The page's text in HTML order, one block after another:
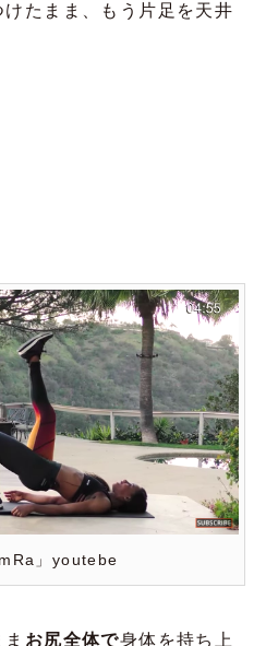
たまま、もう片足を天井
」youtebe
お尻全体で身体を持ち上